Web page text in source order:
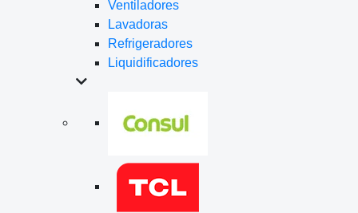
Ventiladores
Lavadoras
Refrigeradores
Liquidificadores